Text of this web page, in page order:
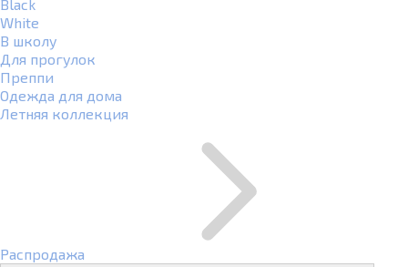
Black
White
В школу
Для прогулок
Преппи
Одежда для дома
Летняя коллекция
Распродажа